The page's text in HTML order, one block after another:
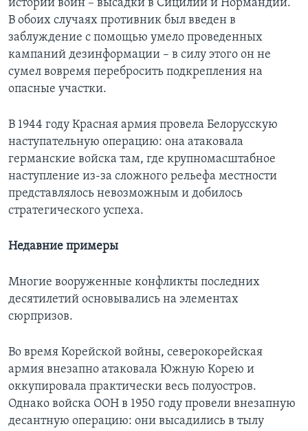
истории войн – высадки в Сицилии и Нормандии.
В обоих случаях противник был введен в
заблуждение с помощью умело проведенных
кампаний дезинформации – в силу этого он не
сумел вовремя перебросить подкрепления на
опасные участки.
В 1944 году Красная армия провела Белорусскую
наступательную операцию: она атаковала
германские войска там, где крупномасштабное
наступление из-за сложного рельефа местности
представлялось невозможным и добилось
стратегического успеха.
Недавние примеры
Многие вооруженные конфликты последних
десятилетий основывались на элементах
сюрпризов.
Во время Корейской войны, северокорейская
армия внезапно атаковала Южную Корею и
оккупировала практически весь полуостров.
Однако войска ООН в 1950 году провели внезапную
десантную операцию: они высадились в тылу